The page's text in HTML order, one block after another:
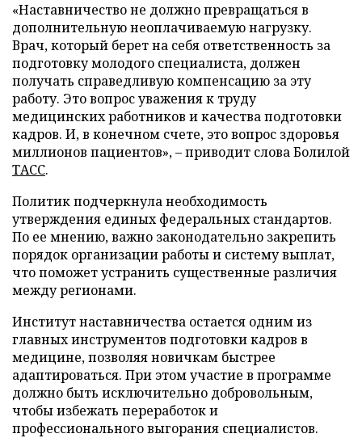
«Наставничество не должно превращаться в
дополнительную неоплачиваемую нагрузку.
Врач, который берет на себя ответственность за
подготовку молодого специалиста, должен
получать справедливую компенсацию за эту
работу. Это вопрос уважения к труду
медицинских работников и качества подготовки
кадров. И, в конечном счете, это вопрос здоровья
миллионов пациентов», – приводит слова Болилой
ТАСС.
Политик подчеркнула необходимость
утверждения единых федеральных стандартов.
По ее мнению, важно законодательно закрепить
порядок организации работы и систему выплат,
что поможет устранить существенные различия
между регионами.
Институт наставничества остается одним из
главных инструментов подготовки кадров в
медицине, позволяя новичкам быстрее
адаптироваться. При этом участие в программе
должно быть исключительно добровольным,
чтобы избежать переработок и
профессионального выгорания специалистов.